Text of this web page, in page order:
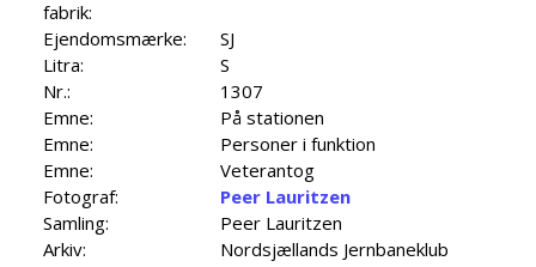
fabrik:
Ejendomsmærke:
SJ
Litra:
S
Nr.:
1307
Emne:
På stationen
Emne:
Personer i funktion
Emne:
Veterantog
Fotograf:
Peer Lauritzen
Samling:
Peer Lauritzen
Arkiv:
Nordsjællands Jernbaneklub